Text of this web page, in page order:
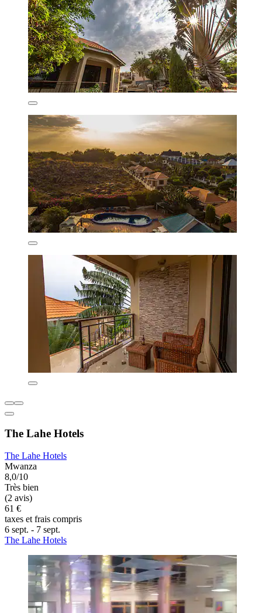
The Lahe Hotels
The Lahe Hotels
Mwanza
8,0/10
Très bien
(2 avis)
61 €
taxes et frais compris
6 sept. - 7 sept.
The Lahe Hotels